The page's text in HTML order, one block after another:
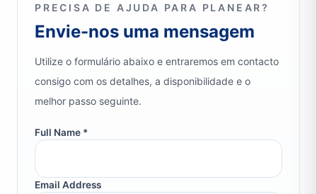
PRECISA DE AJUDA PARA PLANEAR?
Envie-nos uma mensagem
Utilize o formulário abaixo e entraremos em contacto
consigo com os detalhes, a disponibilidade e o
melhor passo seguinte.
Full Name *
Email Address